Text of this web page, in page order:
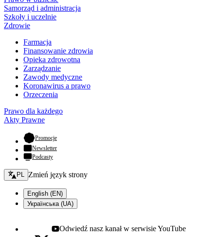
Samorząd i administracja
Szkoły i uczelnie
Zdrowie
Farmacja
Finansowanie zdrowia
Opieka zdrowotna
Zarządzanie
Zawody medyczne
Koronawirus a prawo
Orzeczenia
Prawo dla każdego
Akty Prawne
Promocje- otwiera się w nowej karcie
Newsletter
Podcasty
Zmień język - bieżący:
PL Zmień język strony
English (EN)
Українська (UA)
Youtube - otwiera się w nowej karcie
Odwiedź nasz kanał w serwisie YouTube